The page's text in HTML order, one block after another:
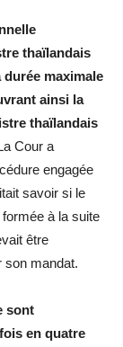
thaïlandais
durée maximale
ainsi la
thaïlandais
Cour a
engagée
savoir si le
à la suite
être
son mandat.
sont
en quatre